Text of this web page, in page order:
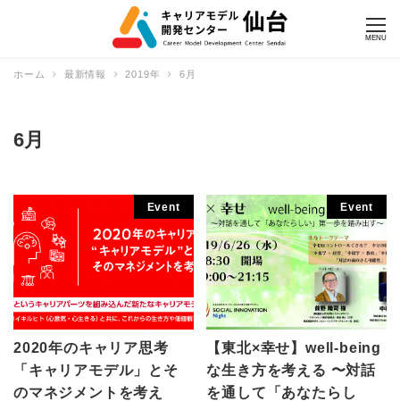
MENU
ホーム 最新情報 2019年 6月
6月
Event
2020年のキャリア思考
「キャリアモデル」とそ
のマネジメントを考え
Event
【東北×幸せ】well-being
な生き方を考える 〜対話
を通して「あなたらし